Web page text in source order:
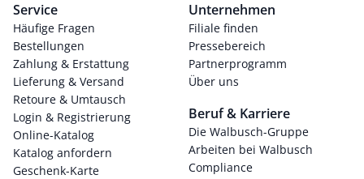
Service
Häufige Fragen
Bestellungen
Zahlung & Erstattung
Lieferung & Versand
Retoure & Umtausch
Login & Registrierung
Online-Katalog
Katalog anfordern
Geschenk-Karte
Unternehmen
Filiale finden
Pressebereich
Partnerprogramm
Über uns
Beruf & Karriere
Die Walbusch-Gruppe
Arbeiten bei Walbusch
Compliance